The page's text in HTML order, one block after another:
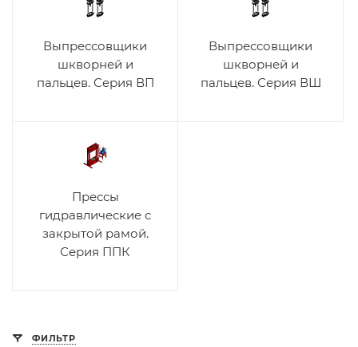
Выпрессовщики
шкворней и
пальцев. Серия ВП
Выпрессовщики
шкворней и
пальцев. Серия ВШ
Прессы
гидравлические с
закрытой рамой.
Серия ППК
ФИЛЬТР